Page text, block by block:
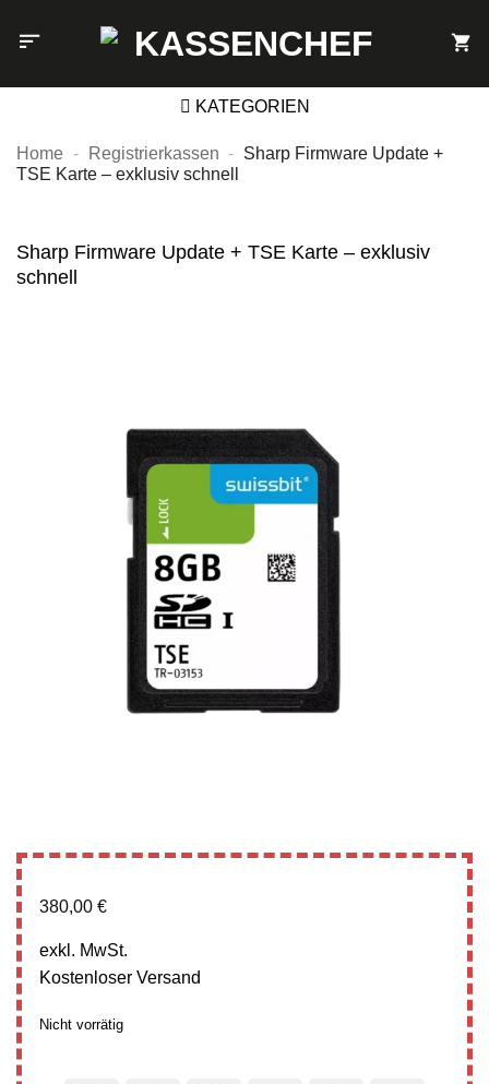
Inhalt
KATEGORIEN
Home - Registrierkassen - Sharp Firmware Update +
TSE Karte – exklusiv schnell
Sharp Firmware Update + TSE Karte – exklusiv
schnell
380,00 €
exkl. MwSt.
Kostenloser Versand
Nicht vorrätig